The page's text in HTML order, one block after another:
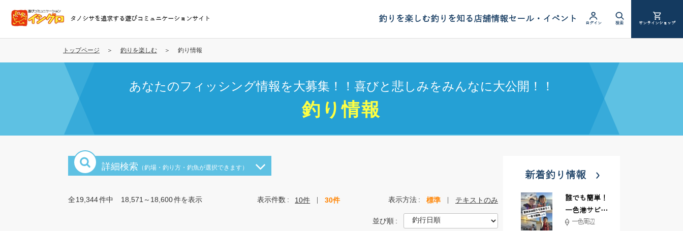
コ
テ
タノシサを追求する遊びコミュニケーションサイト 釣りを楽しむ釣りを知る店舗情報セール・イベント ログイン 検索 オンラインショップ
トップページ 釣りを楽しむ 釣り情報
あなたのフィッシング情報を大募集！！喜びと悲しみをみんなに大公開！！
釣り情報
詳細検索 （釣場・釣り方・釣魚が選択できます）
全19,344件中 18,571～18,600件を表示 表示件数 10件 30件 表示方法 標準 テキストのみ
並び順
新着釣り情報
誰でも簡単！
一色港サビキ
＆ちょい投げ
一色周辺